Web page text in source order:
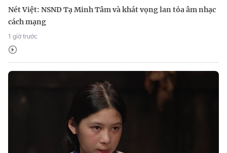
Nét Việt: NSND Tạ Minh Tâm và khát vọng lan tỏa âm nhạc
cách mạng
1 giờ trước